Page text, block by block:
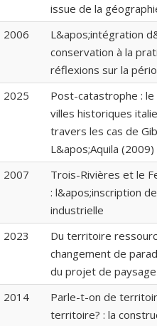
issue de la
2006
L&apos;intégration
conservation à la
réflexions sur la
2025
Post-catastrophe :
villes historiques
travers les cas de
L&apos;Aquila (2009)
2007
Trois-Rivières et le
: l&apos;inscription
industrielle
2023
Du territoire
changement de
du projet de paysage
2014
Parle-t-on de
territoire? : la